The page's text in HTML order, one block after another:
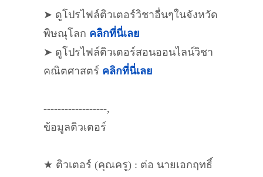
➤ ดูโปรไฟล์ติวเตอร์วิชาอื่นๆในจังหวัด
พิษณุโลก คลิกที่นี่เลย
➤ ดูโปรไฟล์ติวเตอร์สอนออนไลน์วิชา
คณิตศาสตร์ คลิกที่นี่เลย
------------------,
ข้อมูลติวเตอร์
★ ติวเตอร์ (คุณครู) : ต่อ นายเอก​ฤทธิ์​